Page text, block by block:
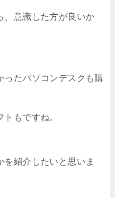
、意識した方が良いか
ったパソコンデスクも購
もですね。
を紹介したいと思いま